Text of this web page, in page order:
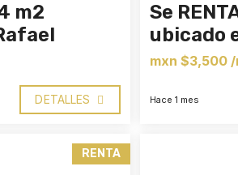
m2
DETALLES
Se
ubicado
mxn $3,500 /
Hace 1 mes
RENTA